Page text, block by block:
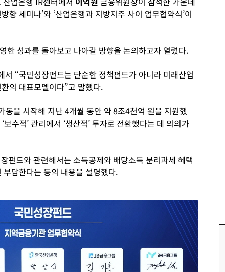
향 세미나’와 ‘산업은행과 지방지주 사이 업무협약식’이
한 성과를 돌아보고 나아갈 방향을 논의하고자 열렸다.
서 “국민성장펀드는 단순한 정책펀드가 아니라 미래산업
의 대표모델이다”고 말했다.
동을 시작해 지난 4개월 동안 약 8조4천억 원을 지원했
수적’ 관리에서 ‘생산적’ 투자로 전환했다는 데 의의가
펀드와 관련해서는 소득공제와 배당소득 분리과세 혜택
담한다는 등의 내용을 설명했다.